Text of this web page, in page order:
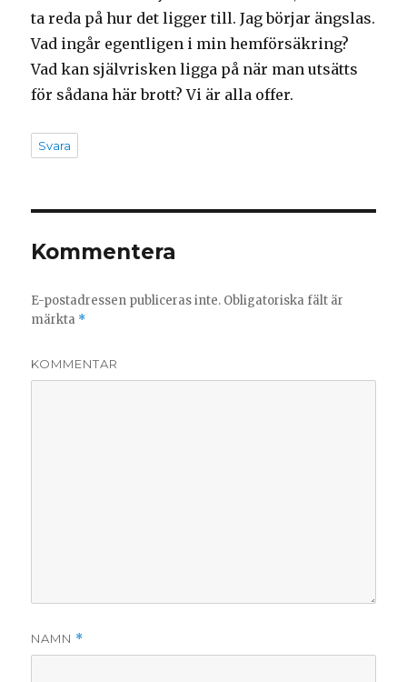
ta reda på hur det ligger till. Jag börjar ängslas.
Vad ingår egentligen i min hemförsäkring?
Vad kan självrisken ligga på när man utsätts
för sådana här brott? Vi är alla offer.
Svara
Kommentera
E-postadressen publiceras inte. Obligatoriska fält är
märkta *
KOMMENTAR
NAMN *